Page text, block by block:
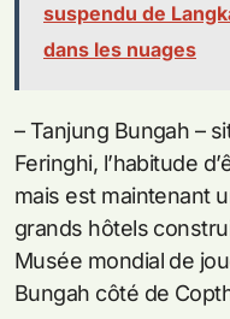
suspendu de
dans les nuages
– Tanjung Bungah –
Feringhi, l’habitude
mais est maintenant
grands hôtels
Musée mondial de
Bungah côté de